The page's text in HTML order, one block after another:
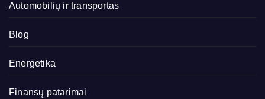
Automobilių ir transportas
Blog
Energetika
Finansų patarimai